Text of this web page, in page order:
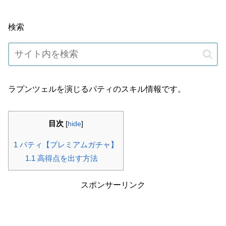
検索
ラプンツェルを演じるパティのスキル情報です。
目次 [hide]
1 パティ【プレミアムガチャ】
1.1 高得点を出す方法
スポンサーリンク